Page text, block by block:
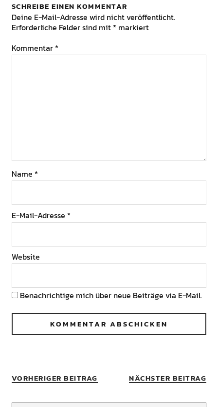
SCHREIBE EINEN KOMMENTAR
Deine E-Mail-Adresse wird nicht veröffentlicht.
Erforderliche Felder sind mit * markiert
Kommentar *
Name *
E-Mail-Adresse *
Website
Benachrichtige mich über neue Beiträge via E-Mail.
VORHERIGER BEITRAG NÄCHSTER BEITRAG